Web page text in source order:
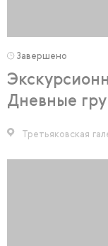
Завершено
Дневные
Третьяковская